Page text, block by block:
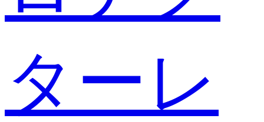
ターレ